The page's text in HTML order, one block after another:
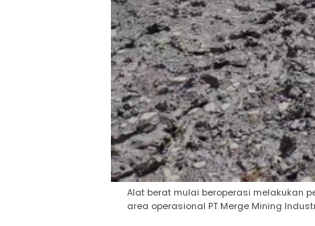
Alat berat mulai beroperasi melakukan
area operasional PT Merge Mining